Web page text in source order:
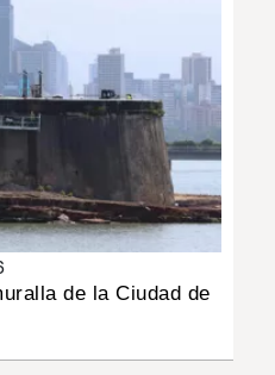
de la Ciudad de